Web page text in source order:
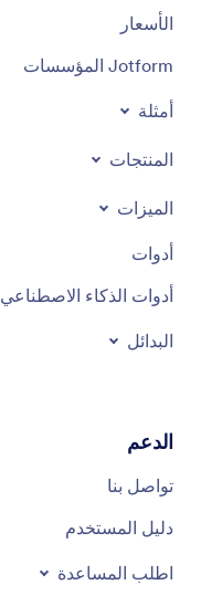
الأسعار
Jotform المؤسسات
أمثلة
المنتجات
الميزات
أدوات
أدوات الذكاء الاصطناعي
البدائل
الدعم
تواصل بنا
دليل المستخدم
اطلب المساعدة